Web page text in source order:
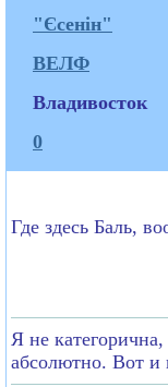
"Єсенін"
ВЕЛФ
Владивосток
0
Где здесь Баль,
Я не
абсолютно. Вот и